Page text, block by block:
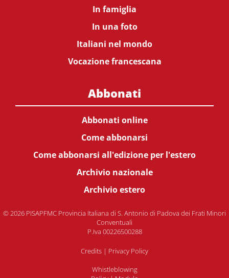
In famiglia
In una foto
Italiani nel mondo
Vocazione francescana
Abbonati
Abbonati online
Come abbonarsi
Come abbonarsi all'edizione per l'estero
Archivio nazionale
Archivio estero
© 2026 PISAPFMC Provincia Italiana di S. Antonio di Padova dei Frati Minori
Conventuali
P.Iva 00226500288
Credits | Privacy Policy
Whistleblowing